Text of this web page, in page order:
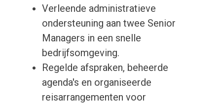
Verleende administratieve
ondersteuning aan twee Senior
Managers in een snelle
bedrijfsomgeving.
Regelde afspraken, beheerde
agenda's en organiseerde
reisarrangementen voor